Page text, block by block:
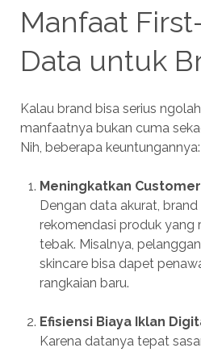
Manfaat
Data untuk
Kalau brand bisa serius ngolah
manfaatnya bukan cuma
Nih, beberapa keuntungannya:
Meningkatkan
Dengan data akurat, brand
rekomendasi produk yang
tebak. Misalnya,
skincare bisa dapet
rangkaian baru.
Efisiensi Biaya Iklan
Karena datanya tepat